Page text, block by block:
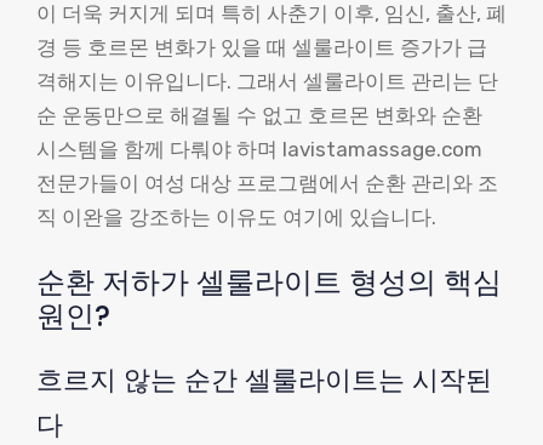
이 더욱 커지게 되며 특히 사춘기 이후, 임신, 출산, 폐
경 등 호르몬 변화가 있을 때 셀룰라이트 증가가 급
격해지는 이유입니다. 그래서 셀룰라이트 관리는 단
순 운동만으로 해결될 수 없고 호르몬 변화와 순환
시스템을 함께 다뤄야 하며 lavistamassage.com
전문가들이 여성 대상 프로그램에서 순환 관리와 조
직 이완을 강조하는 이유도 여기에 있습니다.
순환 저하가 셀룰라이트 형성의 핵심
원인?
흐르지 않는 순간 셀룰라이트는 시작된
다